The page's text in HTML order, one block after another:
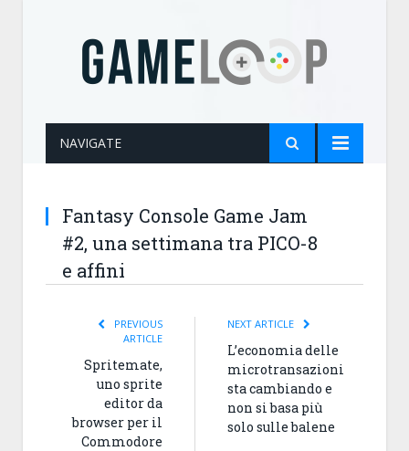
NAVIGATE
Fantasy Console Game Jam
#2, una settimana tra PICO-8
e affini
PREVIOUS
ARTICLE
Spritemate,
uno sprite
editor da
browser per il
Commodore
NEXT ARTICLE
L’economia delle
microtransazioni
sta cambiando e
non si basa più
solo sulle balene